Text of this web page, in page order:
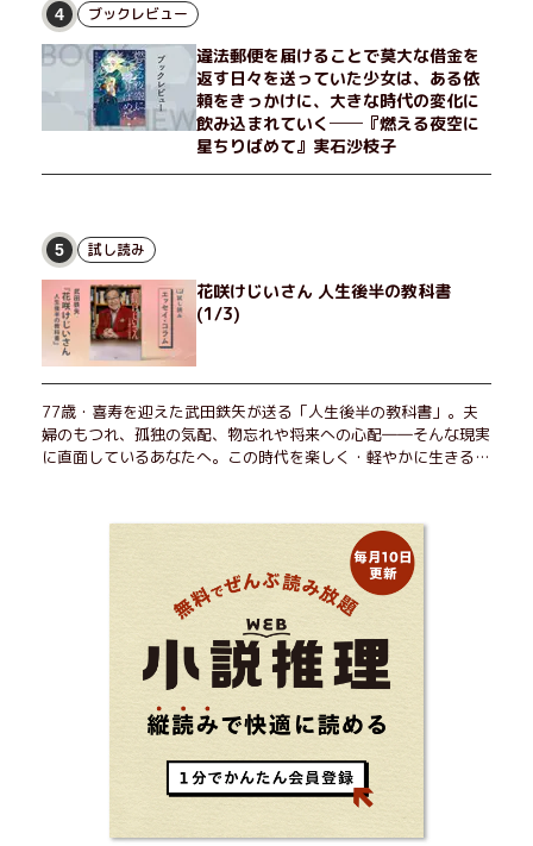
恵弥は、まるで影のような存在の博士とまみえることはできるの
か？ そして、唄の歌詞「かたむくマリア」に込められた秘密と
は？ 謎めいたラストが鮮烈な余韻を残すシリーズ第四作！
4 ブックレビュー
違法郵便を届けることで莫大な借金を
返す日々を送っていた少女は、ある依
頼をきっかけに、大きな時代の変化に
飲み込まれていく──『燃える夜空に
星ちりばめて』実石沙枝子
5 試し読み
花咲けじいさん 人生後半の教科書
(1/3)
77歳・喜寿を迎えた武田鉄矢が送る「人生後半の教科書」。夫
婦のもつれ、孤独の気配、物忘れや将来への心配――そんな現実
に直面しているあなたへ。この時代を楽しく・軽やかに生きるヒ
ら！ 読むだけで前向きになれる一冊。